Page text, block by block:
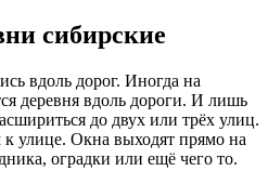
сибирские
вдоль дорог. Иногда на
деревня вдоль дороги. И лишь
до двух или трёх улиц.
улице. Окна выходят прямо на
оградки или ещё чего то.